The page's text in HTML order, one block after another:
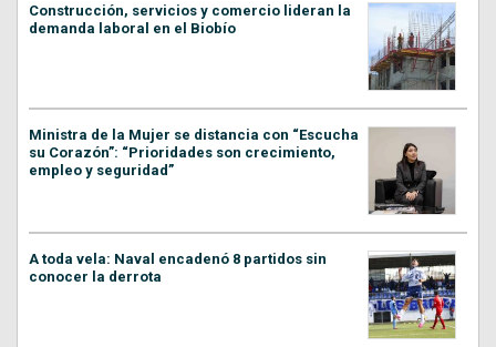
Construcción, servicios y comercio lideran la
demanda laboral en el Biobío
Ministra de la Mujer se distancia con “Escucha
su Corazón”: “Prioridades son crecimiento,
empleo y seguridad”
A toda vela: Naval encadenó 8 partidos sin
conocer la derrota